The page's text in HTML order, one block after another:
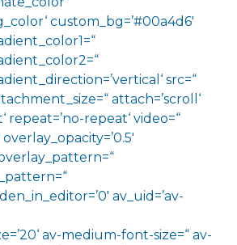
custom_bg=’#00a4d6′
src=“
attach=’scroll‘
repeat=’no-repeat‘ video=“
overlay_opacity=’0.5′
av_uid=’av-
av-medium-font-size=“ av-